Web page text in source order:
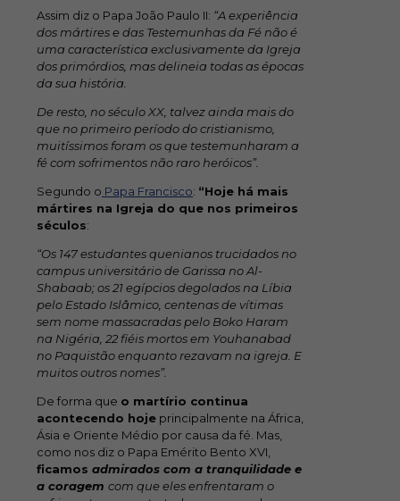
Assim diz o Papa João Paulo II: “A experiência
dos mártires e das Testemunhas da Fé não é
uma característica exclusivamente da Igreja
dos primórdios, mas delineia todas as épocas
da sua história.
De resto, no século XX, talvez ainda mais do
que no primeiro período do cristianismo,
muitíssimos foram os que testemunharam a
fé com sofrimentos não raro heróicos”.
Segundo o Papa Francisco: “Hoje há mais
mártires na Igreja do que nos primeiros
séculos:
“Os 147 estudantes quenianos trucidados no
campus universitário de Garissa no Al-
Shabaab; os 21 egípcios degolados na Líbia
pelo Estado Islâmico, centenas de vítimas
sem nome massacradas pelo Boko Haram
na Nigéria, 22 fiéis mortos em Youhanabad
no Paquistão enquanto rezavam na igreja. E
muitos outros nomes”.
De forma que o martírio continua
acontecendo hoje principalmente na África,
Ásia e Oriente Médio por causa da fé. Mas,
como nos diz o Papa Emérito Bento XVI,
ficamos admirados com a tranquilidade e
a coragem com que eles enfrentaram o